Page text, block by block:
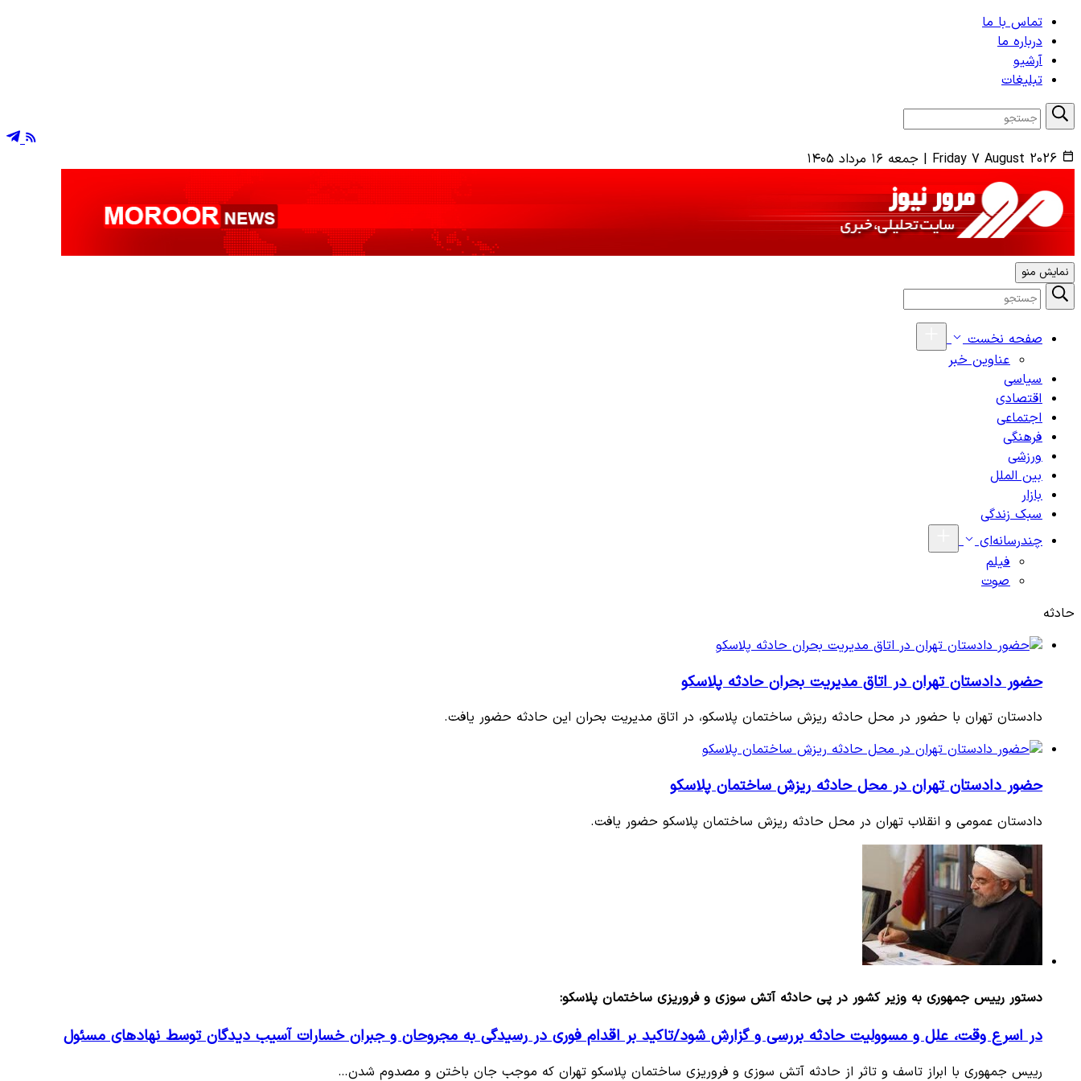
تماس با ما
درباره ما
آرشیو
تبلیغات
Friday 7 August 2026
| جمعه ۱۶ مرداد ۱۴۰۵
نمایش منو
صفحه نخست
عناوین خبر
سیاسی
اقتصادی
اجتماعی
فرهنگی
ورزشی
بین الملل
بازار
سبک زندگی
چندرسانه‌ای
فیلم
صوت
حادثه
حضور دادستان تهران در اتاق مدیریت بحران حادثه پلاسکو
دادستان تهران با حضور در محل حادثه ریزش ساختمان پلاسکو، در اتاق مدیریت بحران این حادثه حضور یافت.
حضور دادستان تهران در محل حادثه ریزش ساختمان پلاسکو
دادستان عمومی و انقلاب تهران در محل حادثه ریزش ساختمان پلاسکو حضور یافت.
دستور رییس جمهوری به وزیر کشور در پی حادثه آتش سوزی و فروریزی ساختمان پلاسکو:
در اسرع وقت، علل و مسوولیت حادثه بررسی و گزارش شود/تاکید بر اقدام فوری در رسیدگی به مجروحان و جبران خسارات آسیب دیدگان توسط نهادهای مسئول
رییس جمهوری با ابراز تاسف و تاثر از حادثه آتش سوزی و فروریزی ساختمان پلاسکو تهران که موجب جان باختن و مصدوم شدن…